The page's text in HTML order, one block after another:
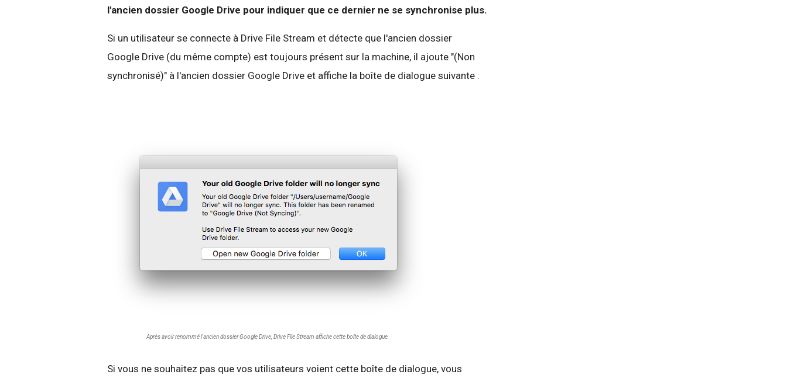
l'ancien dossier Google Drive pour indiquer que ce dernier ne se synchronise plus.
Si un utilisateur se connecte à Drive File Stream et détecte que l'ancien dossier
Google Drive (du même compte) est toujours présent sur la machine, il ajoute "(Non
synchronisé)" à l'ancien dossier Google Drive et affiche la boîte de dialogue suivante :
Après avoir renommé l'ancien dossier Google Drive, Drive File Stream affiche cette boîte de dialogue.
Si vous ne souhaitez pas que vos utilisateurs voient cette boîte de dialogue, vous